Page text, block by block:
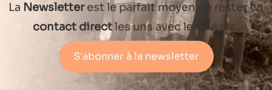
La Newsletterest le parfait moyen de rester en
contact directles uns avec les autres.
S'abonner à la newsletter